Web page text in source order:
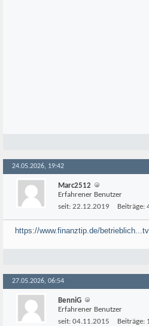
24.05.2026, 19:42
Marc2512
Erfahrener Benutzer
seit: 22.12.2019 Beiträge:
https://www.finanztip.de/
27.05.2026, 06:54
BenniG
Erfahrener Benutzer
seit: 04.11.2015 Beiträge: